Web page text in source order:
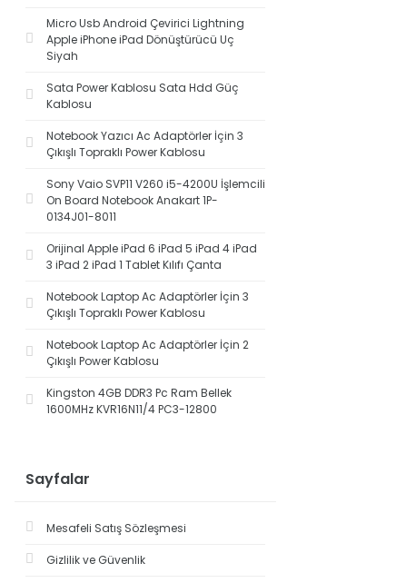
Micro Usb Android Çevirici Lightning
Apple iPhone iPad Dönüştürücü Uç
Siyah
Sata Power Kablosu Sata Hdd Güç
Kablosu
Notebook Yazıcı Ac Adaptörler İçin 3
Çıkışlı Topraklı Power Kablosu
Sony Vaio SVP11 V260 i5-4200U İşlemcili
On Board Notebook Anakart 1P-
0134J01-8011
Orijinal Apple iPad 6 iPad 5 iPad 4 iPad
3 iPad 2 iPad 1 Tablet Kılıfı Çanta
Notebook Laptop Ac Adaptörler İçin 3
Çıkışlı Topraklı Power Kablosu
Notebook Laptop Ac Adaptörler İçin 2
Çıkışlı Power Kablosu
Kingston 4GB DDR3 Pc Ram Bellek
1600MHz KVR16N11/4 PC3-12800
Sayfalar
Mesafeli Satış Sözleşmesi
Gizlilik ve Güvenlik